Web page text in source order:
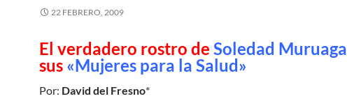
22 FEBRERO, 2009
El verdadero rostro de Soledad Muruaga
sus «Mujeres para la Salud»
Por: David del Fresno*